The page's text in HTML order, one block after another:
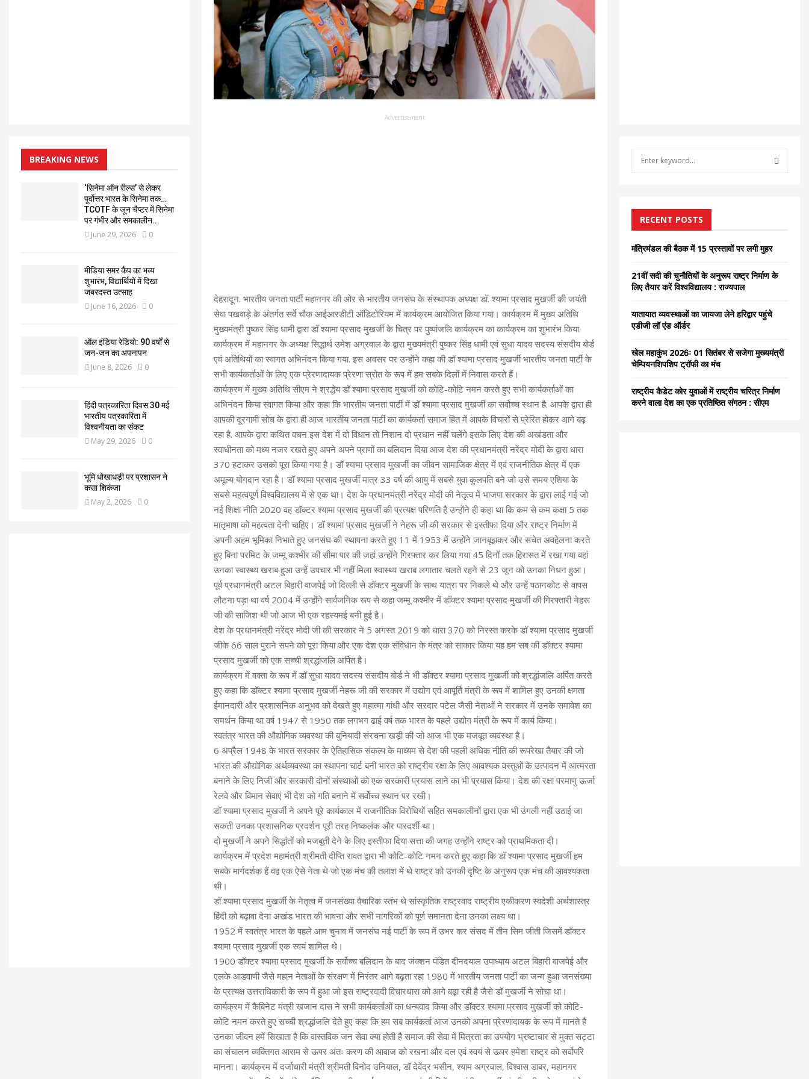
Advertisement
देहरादून. भारतीय जनता पार्टी महानगर की ओर से भारतीय जनसंघ के संस्थापक अध्यक्ष डॉ. श्यामा प्रसाद मुखर्जी की जयंती
सेवा पखवाड़े के अंतर्गत सर्वे चौक आईआरडीटी ऑडिटोरियम में कार्यक्रम आयोजित किया गया। कार्यक्रम में मुख्य अतिथि
मुख्यमंत्री पुष्कर सिंह धामी द्वारा डॉ श्यामा प्रसाद मुखर्जी के चित्र पर पुष्पांजलि कार्यक्रम का कार्यक्रम का शुभारंभ किया.
कार्यक्रम में महानगर के अध्यक्ष सिद्धार्थ उमेश अग्रवाल के द्वारा मुख्यमंत्री पुष्कर सिंह धामी एवं सुधा यादव सदस्य संसदीय बोर्ड
एवं अतिथियों का स्वागत अभिनंदन किया गया. इस अवसर पर उन्होंने कहा की डॉ श्यामा प्रसाद मुखर्जी भारतीय जनता पार्टी के
सभी कार्यकर्ताओं के लिए एक प्रेरणादायक प्रेरणा स्रोत के रूप में हम सबके दिलों में निवास करते हैं।
कार्यक्रम में मुख्य अतिथि सीएम ने श्रद्धेय डॉ श्यामा प्रसाद मुखर्जी को कोटि-कोटि नमन करते हुए सभी कार्यकर्ताओं का
अभिनंदन किया स्वागत किया और कहा कि भारतीय जनता पार्टी में डॉ श्यामा प्रसाद मुखर्जी का सर्वोच्च स्थान है. आपके द्वारा ही
आपकी दूरगामी सोच के द्वारा ही आज भारतीय जनता पार्टी का कार्यकर्ता समाज हित में आपके विचारों से प्रेरित होकर आगे बढ़
रहा है. आपके द्वारा कथित वचन इस देश में दो विधान तो निशान दो प्रधान नहीं चलेंगे इसके लिए देश की अखंडता और
स्वाधीनता को मध्य नजर रखते हुए अपने अपने प्राणों का बलिदान दिया आज देश की प्रधानमंत्री नरेंद्र मोदी के द्वारा धारा
370 हटाकर उसको पूरा किया गया है। डॉ श्यामा प्रसाद मुखर्जी का जीवन सामाजिक क्षेत्र में एवं राजनीतिक क्षेत्र में एक
अमूल्य योगदान रहा है। डॉ श्यामा प्रसाद मुखर्जी मात्र 33 वर्ष की आयु में सबसे युवा कुलपति बने जो उसे समय एशिया के
सबसे महत्वपूर्ण विश्वविद्यालय में से एक था। देश के प्रधानमंत्री नरेंद्र मोदी की नेतृत्व में भाजपा सरकार के द्वारा लाई गई जो
नई शिक्षा नीति 2020 वह डॉक्टर श्यामा प्रसाद मुखर्जी की प्रत्यक्ष परिणति है उन्होंने ही कहा था कि कम से कम कक्षा 5 तक
मातृभाषा को महत्वता देनी चाहिए। डॉ श्यामा प्रसाद मुखर्जी ने नेहरू जी की सरकार से इस्तीफा दिया और राष्ट्र निर्माण में
अपनी अहम भूमिका निभाते हुए जनसंघ की स्थापना करते हुए 11 में 1953 में उन्होंने जानबूझकर और सचेत अवहेलना करते
हुए बिना परमिट के जम्मू कश्मीर की सीमा पार की जहां उन्होंने गिरफ्तार कर लिया गया 45 दिनों तक हिरासत में रखा गया वहां
उनका स्वास्थ्य खराब हुआ उन्हें उपचार भी नहीं मिला स्वास्थ्य खराब लगातार चलते रहने से 23 जून को उनका निधन हुआ।
पूर्व प्रधानमंत्री अटल बिहारी वाजपेई जो दिल्ली से डॉक्टर मुखर्जी के साथ यात्रा पर निकले थे और उन्हें पठानकोट से वापस
लौटना पड़ा था वर्ष 2004 में उन्होंने सार्वजनिक रूप से कहा जम्मू कश्मीर में डॉक्टर श्यामा प्रसाद मुखर्जी की गिरफ्तारी नेहरू
जी की साजिश थी जो आज भी एक रहस्यमई बनी हुई है।
देश के प्रधानमंत्री नरेंद्र मोदी जी की सरकार ने 5 अगस्त 2019 को धारा 370 को निरस्त करके डॉ श्यामा प्रसाद मुखर्जी
जीके 66 साल पुराने सपने को पूरा किया और एक देश एक संविधान के मंत्र को साकार किया यह हम सब की डॉक्टर श्यामा
प्रसाद मुखर्जी को एक सच्ची श्रद्धांजलि अर्पित है।
कार्यक्रम में वक्ता के रूप में डॉ सुधा यादव सदस्य संसदीय बोर्ड ने भी डॉक्टर श्यामा प्रसाद मुखर्जी को श्रद्धांजलि अर्पित करते
हुए कहा कि डॉक्टर श्यामा प्रसाद मुखर्जी नेहरू जी की सरकार में उद्योग एवं आपूर्ति मंत्री के रूप में शामिल हुए उनकी क्षमता
ईमानदारी और प्रशासनिक अनुभव को देखते हुए महात्मा गांधी और सरदार पटेल जैसी नेताओं ने सरकार में उनके समावेश का
समर्थन किया था वर्ष 1947 से 1950 तक लगभग ढाई वर्ष तक भारत के पहले उद्योग मंत्री के रूप में कार्य किया।
स्वतंत्र भारत की औद्योगिक व्यवस्था की बुनियादी संरचना खड़ी की जो आज भी एक मजबूत व्यवस्था है।
6 अप्रैल 1948 के भारत सरकार के ऐतिहासिक संकल्प के माध्यम से देश की पहली अधिक नीति की रूपरेखा तैयार की जो
भारत की औद्योगिक अर्थव्यवस्था का स्थापना चार्ट बनी भारत को राष्ट्रीय रक्षा के लिए आवश्यक वस्तुओं के उत्पादन में आत्मरता
बनाने के लिए निजी और सरकारी दोनों संस्थाओं को एक सरकारी प्रयास लाने का भी प्रयास किया। देश की रक्षा परमाणु ऊर्जा
रेलवे और विमान सेवाएं भी देश को गति बनाने में सर्वोच्च स्थान पर रखी।
डॉ श्यामा प्रसाद मुखर्जी ने अपने पूरे कार्यकाल में राजनीतिक विरोधियों सहित समकालीनों द्वारा एक भी उंगली नहीं उठाई जा
सकती उनका प्रशासनिक प्रदर्शन पूरी तरह निष्कलंक और पारदर्शी था।
दो मुखर्जी ने अपने सिद्धांतों को मजबूती देने के लिए इस्तीफा दिया सत्ता की जगह उन्होंने राष्ट्र को प्राथमिकता दी।
कार्यक्रम में प्रदेश महामंत्री श्रीमती दीप्ति रावत द्वारा भी कोटि-कोटि नमन करते हुए कहा कि डॉ श्यामा प्रसाद मुखर्जी हम
सबके मार्गदर्शक हैं वह एक ऐसे नेता थे जो एक मंच की तलाश में थे राष्ट्र को उनकी दृष्टि के अनुरूप एक मंच की आवश्यकता
थी।
डॉ श्यामा प्रसाद मुखर्जी के नेतृत्व में जनसंख्या वैचारिक स्तंभ थे सांस्कृतिक राष्ट्रवाद राष्ट्रीय एकीकरण स्वदेशी अर्थशास्त्र
हिंदी को बढ़ावा देना अखंड भारत की भावना और सभी नागरिकों को पूर्ण समानता देना उनका लक्ष्य था।
1952 में स्वतंत्र भारत के पहले आम चुनाव में जनसंघ नई पार्टी के रूप में उभर कर संसद में तीन सिम जीती जिसमें डॉक्टर
श्यामा प्रसाद मुखर्जी एक स्वयं शामिल थे।
1900 डॉक्टर श्यामा प्रसाद मुखर्जी के सर्वोच्च बलिदान के बाद जंक्शन पंडित दीनदयाल उपाध्याय अटल बिहारी वाजपेई और
एलके आडवाणी जैसे महान नेताओं के संरक्षण में निरंतर आगे बढ़ता रहा 1980 में भारतीय जनता पार्टी का जन्म हुआ जनसंख्या
के प्रत्यक्ष उत्तराधिकारी के रूप में हुआ जो इस राष्ट्रवादी विचारधारा को आगे बढ़ा रही है जैसे डॉ मुखर्जी ने सोचा था।
कार्यक्रम में कैबिनेट मंत्री खजान दास ने सभी कार्यकर्ताओं का धन्यवाद किया और डॉक्टर श्यामा प्रसाद मुखर्जी को कोटि-
कोटि नमन करते हुए सच्ची श्रद्धांजलि देते हुए कहा कि हम सब कार्यकर्ता आज उनको अपना प्रेरणादायक के रूप में मानते हैं
उनका जीवन हमें सिखाता है कि वास्तविक जन सेवा क्या होती है समाज की सेवा में मित्रता का उपयोग भ्रष्टाचार से मुक्त सट्टा
का संचालन व्यक्तिगत आराम से ऊपर अंतः करण की आवाज को रखना और दल एवं स्वयं से ऊपर हमेशा राष्ट्र को सर्वोपरि
मानना। कार्यक्रम में दर्जाधारी मंत्री श्रीमती विनोद उनियाल, डॉ देवेंद्र भसीन, श्याम अग्रवाल, विश्वास डाबर, महानगर
BREAKING NEWS
‘सिनेमा ऑन रील्स’ से लेकर
पूर्वोत्तर भारत के सिनेमा तक…
TCOTF के जून चैप्टर में सिनेमा
पर गंभीर और समकालीन...
June 29, 2026 0
मीडिया समर कैंप का भव्य
शुभारंभ, विद्यार्थियों में दिखा
जबरदस्त उत्साह
June 16, 2026 0
ऑल इंडिया रेडियो: 90 वर्षों से
जन-जन का अपनापन
June 8, 2026 0
हिंदी पत्रकारिता दिवस 30 मई
भारतीय पत्रकारिता में
विश्वनीयता का संकट
May 29, 2026 0
भूमि धोखाधड़ी पर प्रशासन ने
कसा शिकंजा
May 2, 2026 0
f
o
C
RECENT POSTS
मंत्रिमंडल की बैठक में 15 प्रस्तावों पर लगी मुहर
21वीं सदी की चुनौतियों के अनुरूप राष्ट्र निर्माण के
लिए तैयार करें विश्वविद्यालय : राज्यपाल
यातायात व्यवस्थाओं का जायजा लेने हरिद्वार पहुंचे
एडीजी लॉ एंड ऑर्डर
खेल महाकुंभ 2026ः 01 सितंबर से सजेगा मुख्यमंत्री
चेम्पियनशिपशिप ट्रॉफी का मंच
राष्ट्रीय कैडेट कोर युवाओं में राष्ट्रीय चरित्र निर्माण
करने वाला देश का एक प्रतिष्ठित संगठन : सीएम